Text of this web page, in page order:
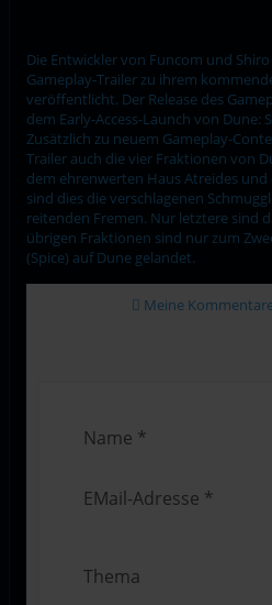
Die Entwickler von Funcom und
Gameplay-Trailer zu ihrem
veröffentlicht. Der Release des
dem Early-Access-Launch von Dune:
Zusätzlich zu neuem Gameplay-
Trailer auch die vier Fraktionen von
dem ehrenwerten Haus Atreides
sind dies die verschlagenen
reitenden Fremen. Nur letztere sind
übrigen Fraktionen sind nur zum
(Spice) auf Dune gelandet.
Meine